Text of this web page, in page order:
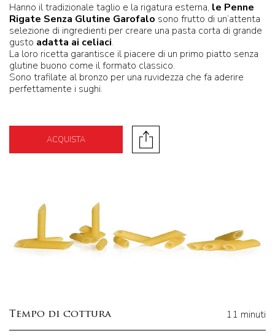
Hanno il tradizionale taglio e la rigatura esterna, le Penne
Rigate Senza Glutine Garofalo sono frutto di un’attenta
selezione di ingredienti per creare una pasta corta di grande
gusto adatta ai celiaci.
La loro ricetta garantisce il piacere di un primo piatto senza
glutine buono come il formato classico.
Sono trafilate al bronzo per una ruvidezza che fa aderire
perfettamente i sughi.
ACQUISTA
Tempo di cottura 11 minuti